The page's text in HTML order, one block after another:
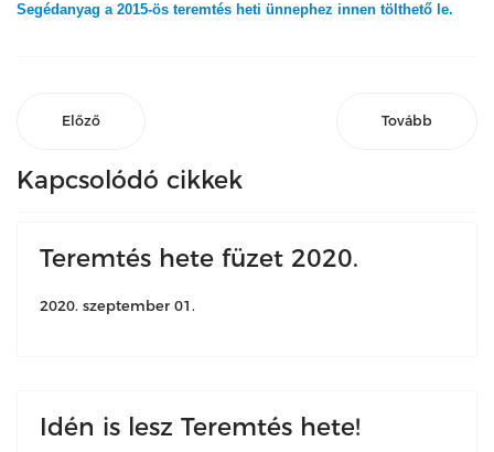
Segédanyag a 2015-ös teremtés heti ünnephez innen tölthető le.
Előző Tovább
Kapcsolódó cikkek
Teremtés hete füzet 2020.
2020. szeptember 01.
Idén is lesz Teremtés hete!